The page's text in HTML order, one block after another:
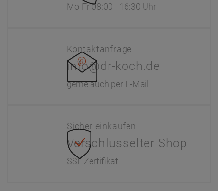
Mo-Fr 08:00 - 16:30 Uhr
Kontaktanfrage
info@dr-koch.de
gerne auch per E-Mail
Sicher einkaufen
Verschlüsselter Shop
SSL Zertifikat